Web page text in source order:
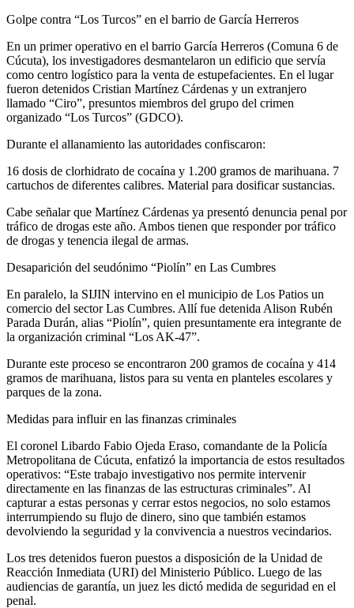
Golpe contra “Los Turcos” en el barrio de García Herreros
En un primer operativo en el barrio García Herreros (Comuna 6 de
Cúcuta), los investigadores desmantelaron un edificio que servía
como centro logístico para la venta de estupefacientes. En el lugar
fueron detenidos Cristian Martínez Cárdenas y un extranjero
llamado “Ciro”, presuntos miembros del grupo del crimen
organizado “Los Turcos” (GDCO).
Durante el allanamiento las autoridades confiscaron:
16 dosis de clorhidrato de cocaína y 1.200 gramos de marihuana. 7
cartuchos de diferentes calibres. Material para dosificar sustancias.
Cabe señalar que Martínez Cárdenas ya presentó denuncia penal por
tráfico de drogas este año. Ambos tienen que responder por tráfico
de drogas y tenencia ilegal de armas.
Desaparición del seudónimo “Piolín” en Las Cumbres
En paralelo, la SIJIN intervino en el municipio de Los Patios un
comercio del sector Las Cumbres. Allí fue detenida Alison Rubén
Parada Durán, alias “Piolín”, quien presuntamente era integrante de
la organización criminal “Los AK-47”.
Durante este proceso se encontraron 200 gramos de cocaína y 414
gramos de marihuana, listos para su venta en planteles escolares y
parques de la zona.
Medidas para influir en las finanzas criminales
El coronel Libardo Fabio Ojeda Eraso, comandante de la Policía
Metropolitana de Cúcuta, enfatizó la importancia de estos resultados
operativos: “Este trabajo investigativo nos permite intervenir
directamente en las finanzas de las estructuras criminales”. Al
capturar a estas personas y cerrar estos negocios, no solo estamos
interrumpiendo su flujo de dinero, sino que también estamos
devolviendo la seguridad y la convivencia a nuestros vecindarios.
Los tres detenidos fueron puestos a disposición de la Unidad de
Reacción Inmediata (URI) del Ministerio Público. Luego de las
audiencias de garantía, un juez les dictó medida de seguridad en el
penal.